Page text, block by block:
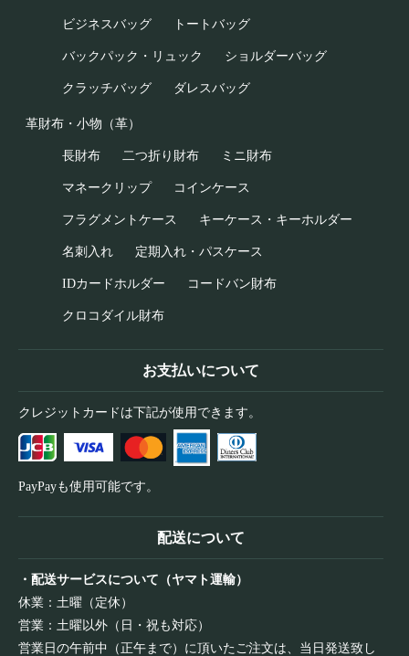
ビジネスバッグ トートバッグ
バックパック・リュック ショルダーバッグ
クラッチバッグ ダレスバッグ
革財布・小物（革）
長財布 二つ折り財布 ミニ財布
マネークリップ コインケース
フラグメントケース キーケース・キーホルダー
名刺入れ 定期入れ・パスケース
IDカードホルダー コードバン財布
クロコダイル財布
お支払いについて
クレジットカードは下記が使用できます。
PayPayも使用可能です。
配送について
・配送サービスについて（ヤマト運輸）
休業：土曜（定休）
営業：土曜以外（日・祝も対応）
営業日の午前中（正午まで）に頂いたご注文は、当日発送致し